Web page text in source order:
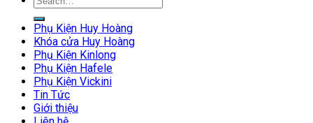
for:
Phụ Kiện Huy Hoàng
Khóa cửa Huy Hoàng
Phụ Kiện Kinlong
Phụ Kiện Hafele
Phụ Kiện Vickini
Tin Tức
Giới thiệu